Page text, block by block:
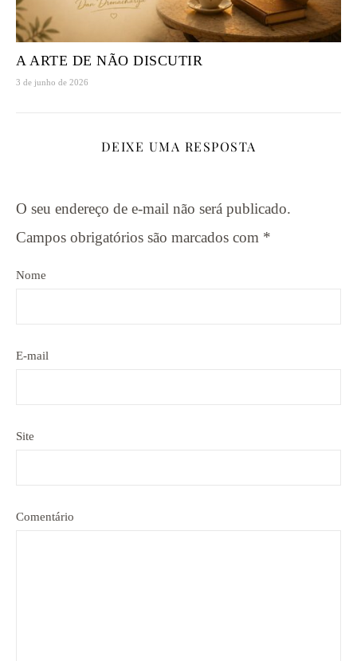
A ARTE DE NÃO DISCUTIR
3 de junho de 2026
DEIXE UMA RESPOSTA
O seu endereço de e-mail não será publicado.
Campos obrigatórios são marcados com *
Nome
E-mail
Site
Comentário